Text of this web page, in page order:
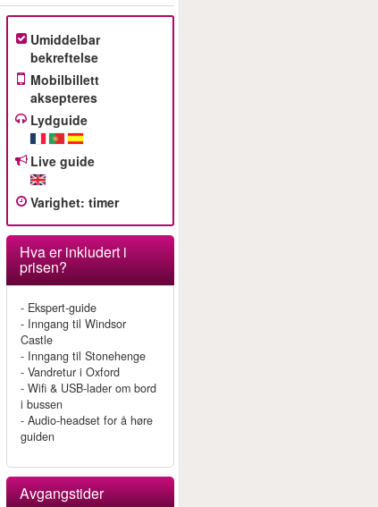
Umiddelbar
bekreftelse
Mobilbillett
aksepteres
Lydguide
Live guide
Varighet: timer
Hva er inkludert i
prisen?
- Ekspert-guide
- Inngang til Windsor
Castle
- Inngang til Stonehenge
- Vandretur i Oxford
- Wifi & USB-lader om bord
i bussen
- Audio-headset for å høre
guiden
Avgangstider